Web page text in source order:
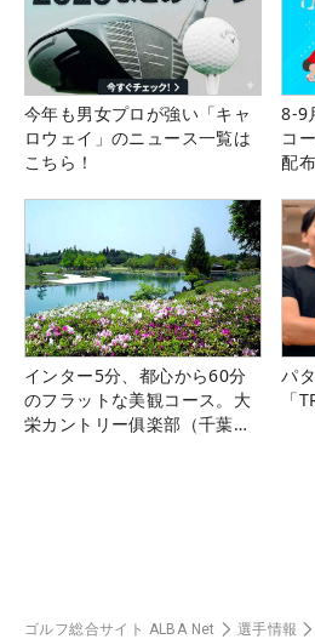
今年も男女プロが強い「キャ
ロウェイ」のニュース一覧は
こちら！
8-9
コ
配
インター5分、都心から60分
のフラットな美観コース。大
栄カントリー俱楽部（千葉
パ
「
ゴルフ総合サイト ALBA Net 選手情報